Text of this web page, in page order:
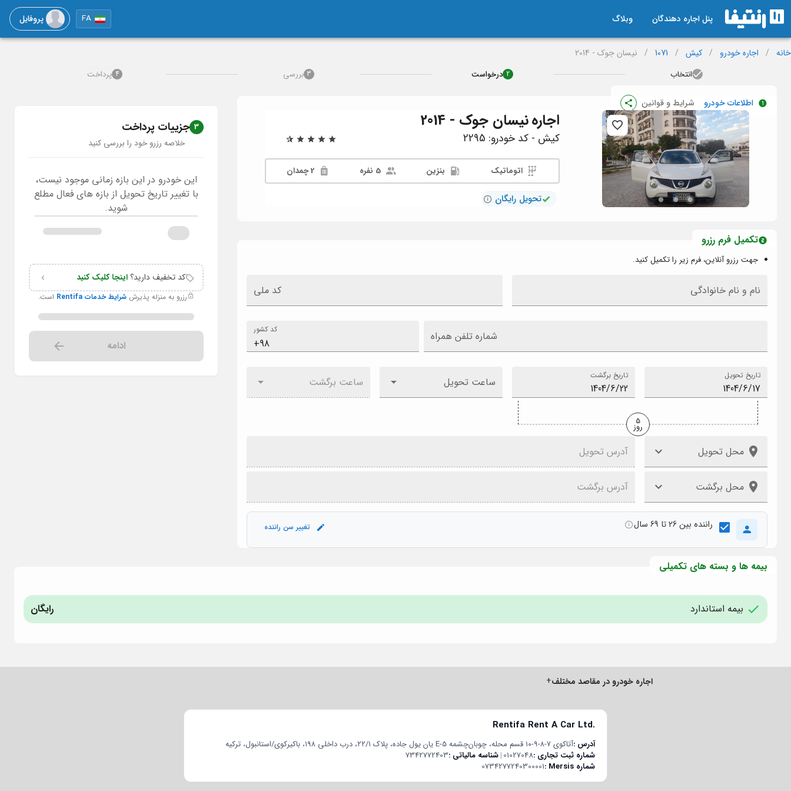
پنل اجاره دهندگان وبلاگ FA پروفایل
خانه / اجاره خودرو / کیش /
1071
/ نیسان جوک - 2014
انتخاب 2 درخواست 3 بررسی 4 پرداخت
اطلاعات خودرو شرایط و قوانین
اجارهنیسان جوک - 2014
کیش - کد خودرو: 2295
اتوماتیک بنزین
تحویل رایگان
تکمیل فرم رزرو
جهت رزرو آنلاین، فرم زیر را تکمیل کنید.
نام و نام خانوادگی کد ملی
کد کشور شماره تلفن همراه
تاریخ تحویل تاریخ برگشت ساعت تحویل ساعت برگشت
5
روز
محل تحویل آدرس تحویل
محل برگشت آدرس برگشت
راننده بین 26 تا 69 سال تغییر سن راننده
بیمه ها و بسته های تکمیلی
بیمه استاندارد رایگان
3 جزییات پرداخت
خلاصه رزرو خود را بررسی کنید
این خودرو در این بازه زمانی موجود نیست،
با تغییر تاریخ تحویل از بازه های فعال مطلع
شوید.
کد تخفیف دارید؟اینجا کلیک کنید
رزرو به منزله پذیرش شرایط خدمات Rentifa است.
ادامه
اجاره خودرو در مقاصد مختلف+
Rentifa Rent A Car Ltd.
آدرس آتاکوی ۷-۸-۹-۱۰ قسم محله، چوبان‌چشمه E-5 یان یول جاده، پلاک ۲۲/۱، درب داخلی ۱۹۸، باکیرکوی/استانبول، ترکیه
شماره ثبت تجاری 01027048
|شناسه مالیاتی 7342772403
شماره Mersis
0734277240300001